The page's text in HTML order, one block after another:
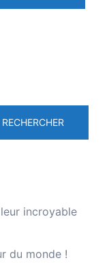
RECHERCHER
incroyable
du monde !